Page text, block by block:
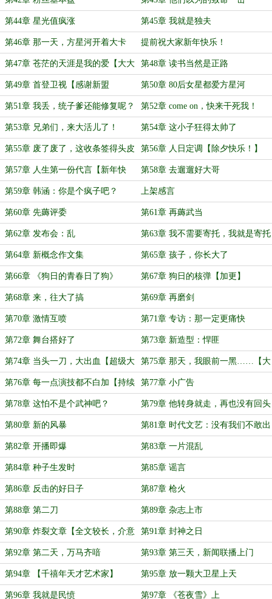
第44章 星光值疯涨 第45章 我就是独夫
第46章 那一天，方星河开着大卡
车……
提前祝大家新年快乐！
第47章 苍茫的天涯是我的爱【大大
章】
第48章 读书当然是正路
第49章 首登卫视【感谢新盟
NicholasZS】
第50章 80后女星都爱方星河
第51章 我丢，统子爹还能修复呢？ 第52章 come on，快来干死我！
第53章 兄弟们，来大活儿了！ 第54章 这小子狂得太帅了
第55章 废了废了，这收条签得头皮
发麻
第56章 人日定调【除夕快乐！】
第57章 人生第一份代言【新年快
乐！】
第58章 去遛遛好大哥
第59章 韩涵：你是个疯子吧？ 上架感言
第60章 先薅评委 第61章 再薅武当
第62章 发布会：乱 第63章 我不需要寄托，我就是寄托
第64章 新概念作文集 第65章 孩子，你长大了
第66章 《狗日的青春日了狗》 第67章 狗日的核弹【加更】
第68章 来，往大了搞 第69章 再磨剑
第70章 激情互喷 第71章 专访：那一定更痛快
第72章 舞台搭好了 第73章 新造型：悍匪
第74章 当头一刀，大出血【超级大
章】
第75章 那天，我眼前一黑……【大
就得了】
第76章 每一点演技都不白加【持续
的大】
第77章 小广告
第78章 这怕不是个武神吧？ 第79章 他转身就走，再也没有回头
【大】
第80章 新的风暴 第81章 时代文艺：没有我们不敢出
的书
第82章 开播即爆 第83章 一片混乱
第84章 种子生发时 第85章 谣言
第86章 反击的好日子 第87章 枪火
第88章 第二刀 第89章 杂志上市
第90章 炸裂文章【全文较长，介意
勿定】
第91章 封神之日
第92章 第二天，万马齐喑 第93章 第三天，新闻联播上门
第94章 【千禧年天才艺术家】 第95章 放一颗大卫星上天
第96章 我就是民愤 第97章 《苍夜雪》上